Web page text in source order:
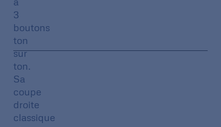
3
boutons
ton
sur
ton.
Sa
coupe
droite
classique